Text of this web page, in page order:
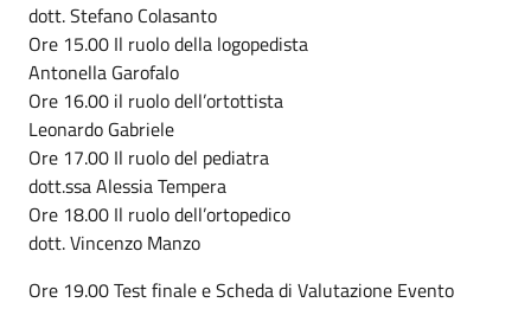
dott. Stefano Colasanto
Ore 15.00 Il ruolo della logopedista
Antonella Garofalo
Ore 16.00 il ruolo dell’ortottista
Leonardo Gabriele
Ore 17.00 Il ruolo del pediatra
dott.ssa Alessia Tempera
Ore 18.00 Il ruolo dell’ortopedico
dott. Vincenzo Manzo
Ore 19.00 Test finale e Scheda di Valutazione Evento